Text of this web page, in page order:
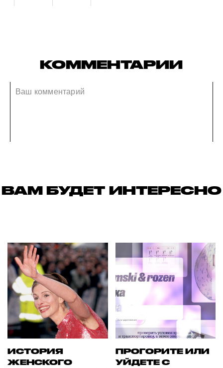
КОММЕНТАРИИ
ВАМ БУДЕТ ИНТЕРЕСНО
ИСТОРИЯ
ЖЕНСКОГО
ПРОГОРИТЕ ИЛИ
УЙДЕТЕ С